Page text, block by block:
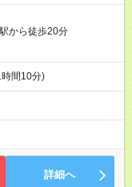
から徒歩20分
間10分)
詳細へ